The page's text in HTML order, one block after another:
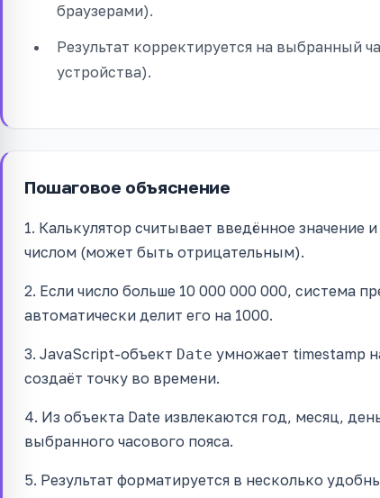
браузерами).
Результат корректируется на выбранный
устройства).
Пошаговое объяснение
1. Калькулятор считывает введённое значение
числом (может быть отрицательным).
2. Если число больше 10 000 000 000, система
автоматически делит его на 1000.
3. JavaScript-объект Date умножает timestamp
создаёт точку во времени.
4. Из объекта Date извлекаются год, месяц,
выбранного часового пояса.
5. Результат форматируется в несколько